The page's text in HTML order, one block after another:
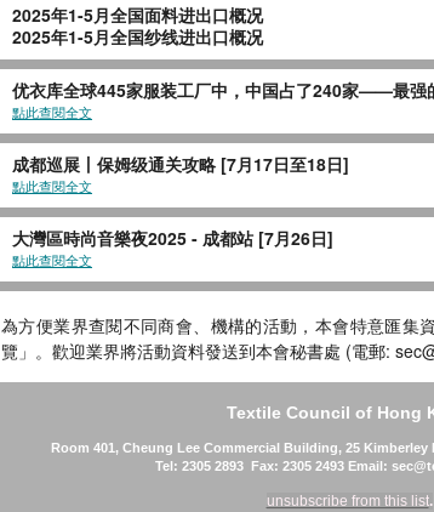
2025年1-5月全国面料
2025年1-5月全国纱线
优衣库全球445家服装工厂中，中国占了240家——最强
點此查閱全文
成都巡展丨保姆级通关攻略 [7月17日至18日]
點此查閱全文
大灣區時尚音樂夜2025 - 成都站 [7月26日]
點此查閱全文
為方便業界查閱不同商會、機構的活動，本會特意匯集
覽」。歡迎業界將活動資料發送到本會秘書處 (電郵:
Textile Council of Hong
Room 401, Cheung Lee Commercial Building, 25
Tel: 2305 2893 Fax: 2305 2493 Email:
unsubscribe from this list.